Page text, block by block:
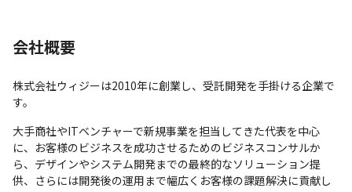
会社概要
株式会社ウィジーは2010年に創業し、受託開発を手掛ける企業で
す。
大手商社やITベンチャーで新規事業を担当してきた代表を中心
に、お客様のビジネスを成功させるためのビジネスコンサルか
ら、デザインやシステム開発までの最終的なソリューション提
供、さらには開発後の運用まで幅広くお客様の課題解決に貢献し